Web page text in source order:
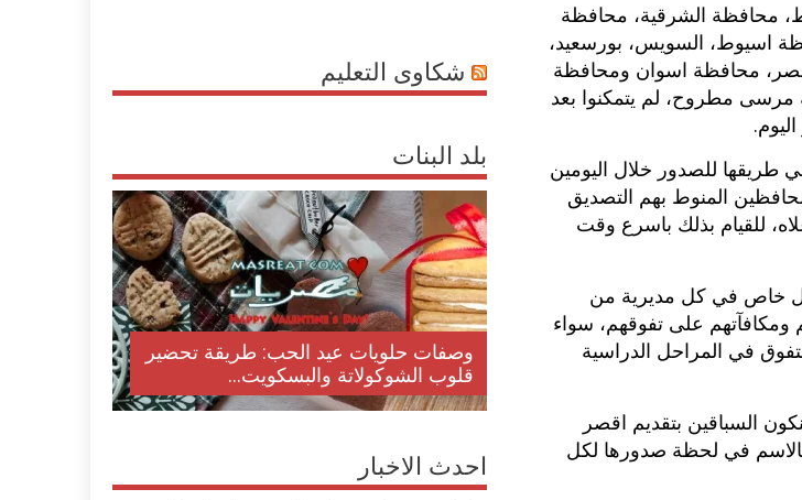
محافظة الشرقية، محافظة
اسيوط، السويس، بورسعيد،
محافظة اسوان ومحافظة
مرسى مطروح، لم يتمكنوا بعد
طريقها للصدور خلال اليومين
المنوط بهم التصديق
للقيام بذلك باسرع وقت
خاص في كل مديرية من
ومكافآتهم على تفوقهم، سواء
في المراحل الدراسية
السباقين بتقديم اقصر
بالاسم في لحظة صدورها لكل
شكاوى التعليم
بلد البنات
وصفات حلويات عيد الحب: طريقة تحضير
قلوب الشوكولاتة والبسكويت...
عيد راس السنة الميلادية
احدث الاخبار